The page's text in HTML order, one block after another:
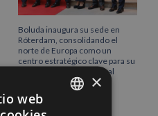
Boluda inaugura su sede en
Róterdam, consolidando el
norte de Europa como un
centro estratégico clave para su
crecimiento internacional
×
web